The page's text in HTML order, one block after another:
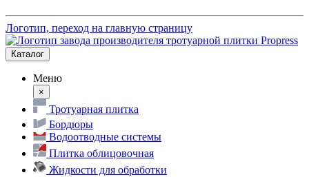
Логотип, переход на главную страницу
Каталог
Меню